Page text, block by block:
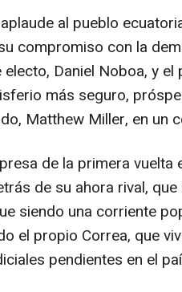
al pueblo
compromiso con la
Daniel Noboa, y
más seguro,
Matthew Miller, en un
de la primera vuelta
de su ahora rival,
siendo una corriente
el propio Correa, que
pendientes en el